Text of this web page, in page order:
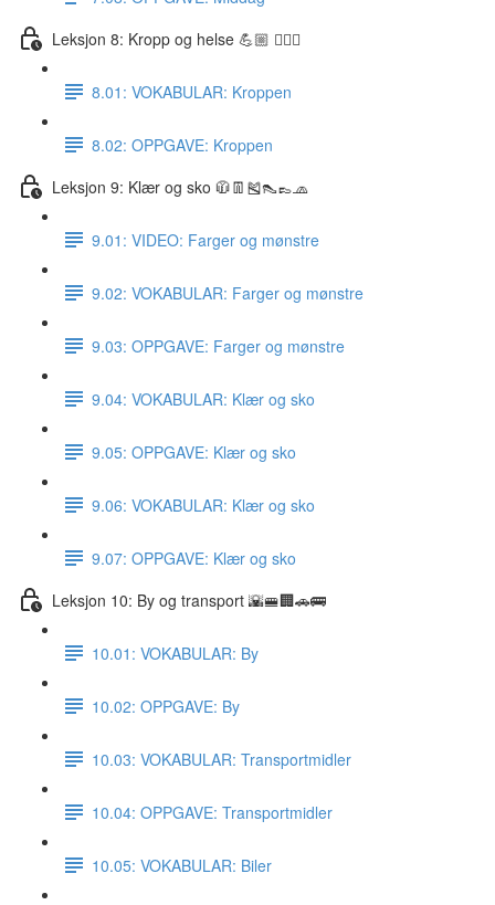
Leksjon 8: Kropp og helse 💪🏼 🏋🏽‍♀️
8.01: VOKABULAR: Kroppen
8.02: OPPGAVE: Kroppen
Leksjon 9: Klær og sko 🧥👖🎽👠👞🧢
9.01: VIDEO: Farger og mønstre
9.02: VOKABULAR: Farger og mønstre
9.03: OPPGAVE: Farger og mønstre
9.04: VOKABULAR: Klær og sko
9.05: OPPGAVE: Klær og sko
9.06: VOKABULAR: Klær og sko
9.07: OPPGAVE: Klær og sko
Leksjon 10: By og transport 🌇🚝🏢🚗🚌
10.01: VOKABULAR: By
10.02: OPPGAVE: By
10.03: VOKABULAR: Transportmidler
10.04: OPPGAVE: Transportmidler
10.05: VOKABULAR: Biler